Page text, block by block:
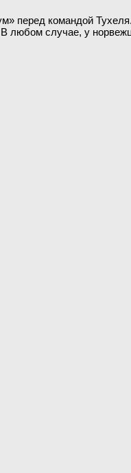
перед командой
В любом случае, у